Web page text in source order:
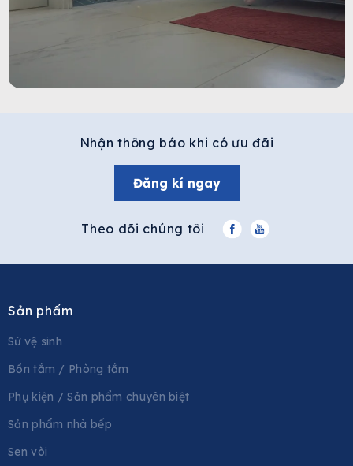
Nhận thông báo khi có ưu đãi
Đăng kí ngay
Theo dõi chúng tôi
Sản phẩm
Sứ vệ sinh
Bồn tắm / Phòng tắm
Phụ kiện / Sản phẩm chuyên biệt
Sản phẩm nhà bếp
Sen vòi